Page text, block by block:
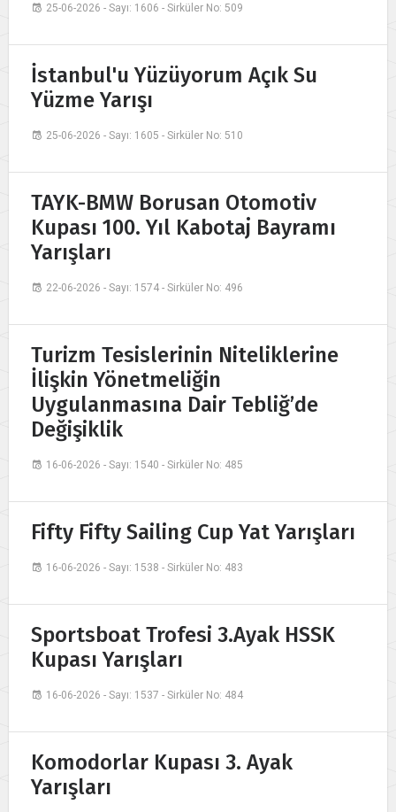
25-06-2026 - Sayı: 1606 - Sirküler No: 509
İstanbul'u Yüzüyorum Açık Su
Yüzme Yarışı
25-06-2026 - Sayı: 1605 - Sirküler No: 510
TAYK-BMW Borusan Otomotiv
Kupası 100. Yıl Kabotaj Bayramı
Yarışları
22-06-2026 - Sayı: 1574 - Sirküler No: 496
Turizm Tesislerinin Niteliklerine
İlişkin Yönetmeliğin
Uygulanmasına Dair Tebliğ’de
Değişiklik
16-06-2026 - Sayı: 1540 - Sirküler No: 485
Fifty Fifty Sailing Cup Yat Yarışları
16-06-2026 - Sayı: 1538 - Sirküler No: 483
Sportsboat Trofesi 3.Ayak HSSK
Kupası Yarışları
16-06-2026 - Sayı: 1537 - Sirküler No: 484
Komodorlar Kupası 3. Ayak
Yarışları